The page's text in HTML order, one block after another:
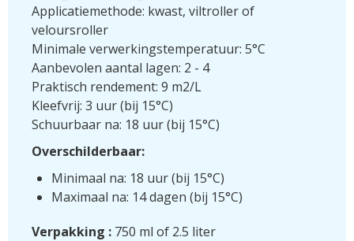
Applicatiemethode: kwast, viltroller of
veloursroller
Minimale verwerkingstemperatuur: 5°C
Aanbevolen aantal lagen: 2 - 4
Praktisch rendement: 9 m2/L
Kleefvrij: 3 uur (bij 15°C)
Schuurbaar na: 18 uur (bij 15°C)
Overschilderbaar:
Minimaal na: 18 uur (bij 15°C)
Maximaal na: 14 dagen (bij 15°C)
Verpakking : 750 ml of 2.5 liter